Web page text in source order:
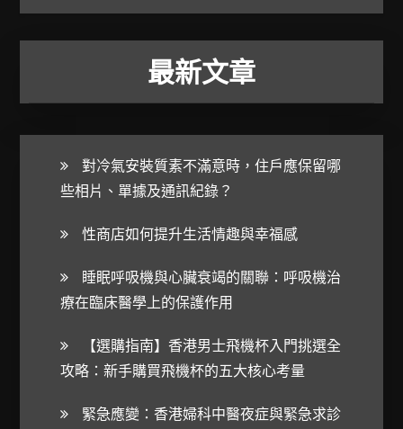
最新文章
對冷氣安裝質素不滿意時，住戶應保留哪
些相片、單據及通訊紀錄？
性商店如何提升生活情趣與幸福感
睡眠呼吸機與心臟衰竭的關聯：呼吸機治
療在臨床醫學上的保護作用
【選購指南】香港男士飛機杯入門挑選全
攻略：新手購買飛機杯的五大核心考量
緊急應變：香港婦科中醫夜症與緊急求診